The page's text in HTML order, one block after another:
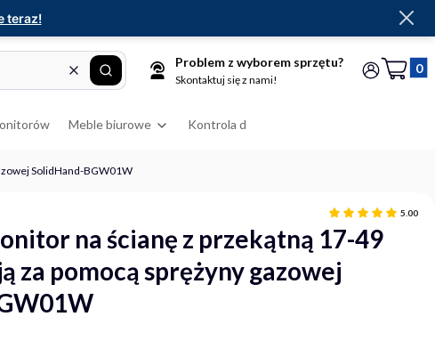
WyczyśćSzukaj
Problem z wyborem sprzętu?
Skontaktuj się z nami! Zaloguj się
Koszyk
Meble biurowe Kontrola dostępu
SolidHand-BGW01W
na ścianę z przekątną 17-49
za pomocą sprężyny gazowej
5.00
teraz!